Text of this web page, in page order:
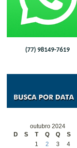
(77) 98149-7619
outubro 2024
D
S T Q Q S
1 2 3 4